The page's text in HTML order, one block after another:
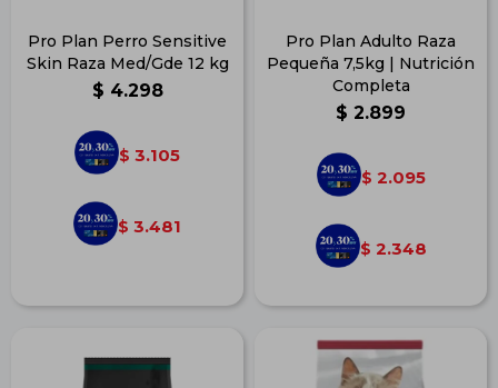
Pro Plan Perro Sensitive
Skin Raza Med/Gde 12 kg
$ 4.298
$ 3.105
$ 3.481
Pro Plan Adulto Raza
Pequeña 7,5kg | Nutrición
Completa
$ 2.899
$ 2.095
$ 2.348